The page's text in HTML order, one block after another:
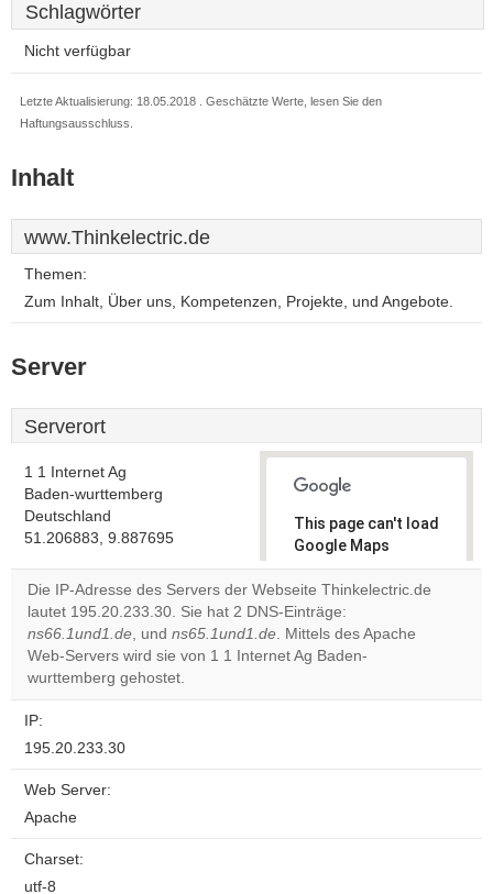
Schlagwörter
Nicht verfügbar
Letzte Aktualisierung: 18.05.2018 . Geschätzte Werte, lesen Sie den
Haftungsausschluss.
Inhalt
www.Thinkelectric.de
Themen:
Zum Inhalt, Über uns, Kompetenzen, Projekte, und Angebote.
Server
Serverort
1 1 Internet Ag
Baden-wurttemberg
Deutschland
51.206883, 9.887695
This page can't load
Google Maps
correctly.
Do you
own this
website?
Die IP-Adresse des Servers der Webseite Thinkelectric.de
lautet 195.20.233.30. Sie hat 2 DNS-Einträge:
ns66.1und1.de, und ns65.1und1.de. Mittels des Apache
Web-Servers wird sie von 1 1 Internet Ag Baden-
wurttemberg gehostet.
IP:
195.20.233.30
Web Server:
Apache
Charset:
utf-8